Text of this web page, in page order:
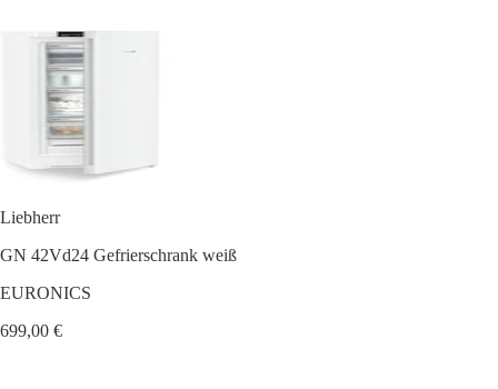
Liebherr
GN 42Vd24 Gefrierschrank weiß
EURONICS
699,00 €